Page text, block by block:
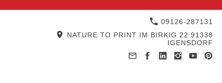
09126-287131
NATURE TO PRINT IM BIRKIG 22 91338
IGENSDORF